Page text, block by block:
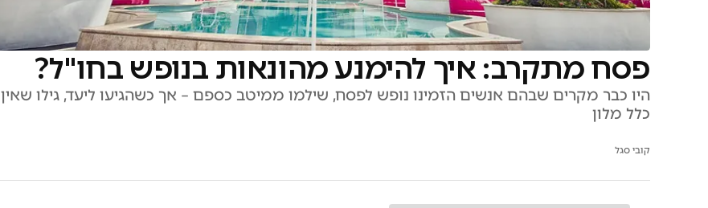
פסח מתקרב: איך להימנע מהונאות בנופש בחו"ל?
היו כבר מקרים שבהם אנשים הזמינו נופש לפסח, שילמו ממיטב כספם – אך כשהגיעו ליעד, גילו שאין
כלל מלון
קובי סגל